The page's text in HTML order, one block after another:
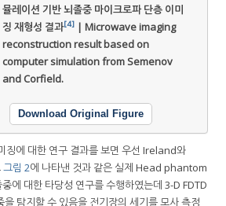
뮬레이션 기반 뇌졸중 마이크로파 단층 이미
징 재형성 결과[4]| Microwave imaging
reconstruction result based on
computer simulation from Semenov
and Corfield.
Download Original Figure
징에 대한 연구 결과를 보면 우선 Ireland와
그림 2에 나타낸 것과 같은 실제 Head phantom
에 대한 타당성 연구를 수행하였는데 3-D FDTD
탐지할 수 있음을 전기장의 세기를 모사 측정